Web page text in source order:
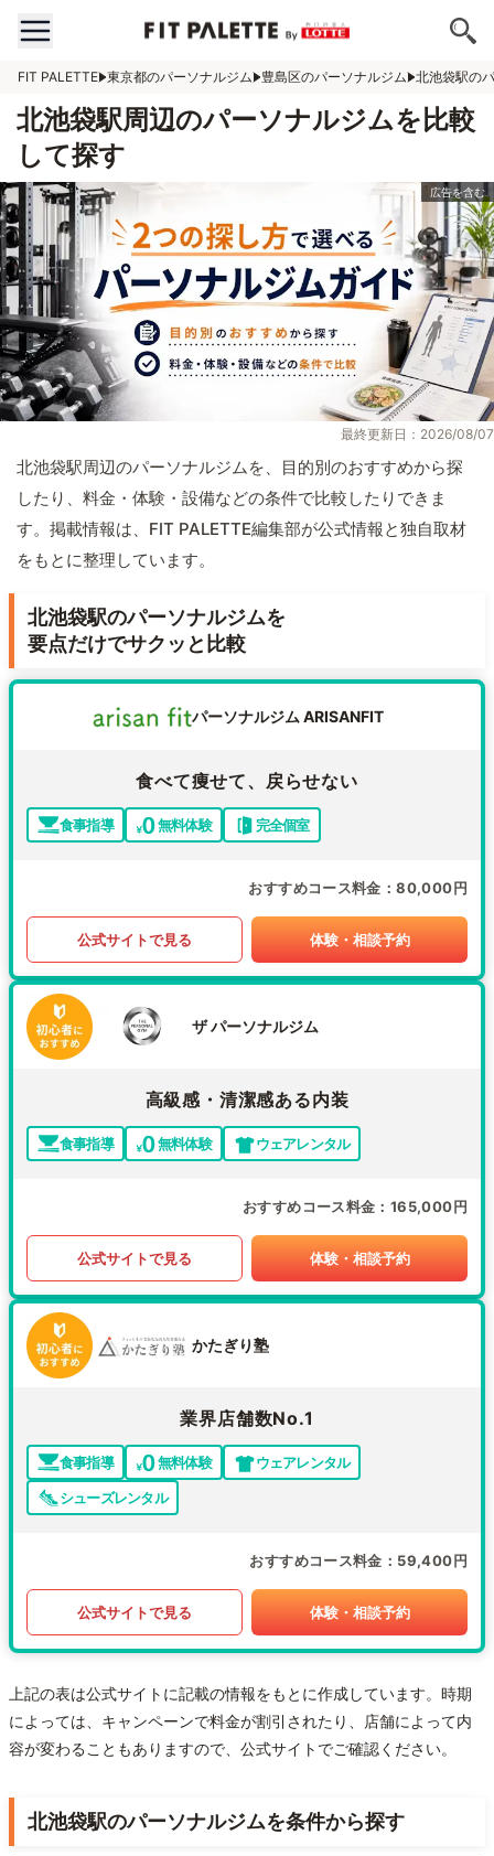
FIT PALETTE 東京都のパーソナルジム 豊島区のパーソナルジム 北池袋駅の
北池袋駅周辺のパーソナルジムを比較
して探す
最終更新日：2026/08/07
北池袋駅周辺のパーソナルジムを、目的別のおすすめから探
したり、料金・体験・設備などの条件で比較したりできま
す。掲載情報は、FIT PALETTE編集部が公式情報と独自取材
をもとに整理しています。
北池袋駅のパーソナルジムを
要点だけでサクッと比較
パーソナルジム ARISANFIT
食べて痩せて、戻らせない
食事指導 無料体験 完全個室
おすすめコース料金 80,000円
公式サイトで見る 体験・相談予約
ザ パーソナルジム
高級感・清潔感ある内装
食事指導 無料体験 ウェアレンタル
おすすめコース料金 165,000円
公式サイトで見る 体験・相談予約
かたぎり塾
業界店舗数No.1
食事指導 無料体験
ウェアレンタル
シューズレンタル
おすすめコース料金 59,400円
公式サイトで見る 体験・相談予約
上記の表は公式サイトに記載の情報をもとに作成しています。時期
によっては、キャンペーンで料金が割引されたり、店舗によって内
容が変わることもありますので、公式サイトでご確認ください。
北池袋駅のパーソナルジムを条件から探す